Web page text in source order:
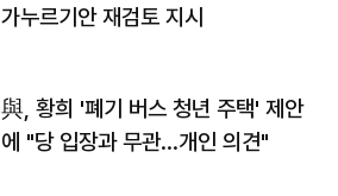
가누르기안 재검토 지시
與, 황희 '폐기 버스 청년 주택' 제안
에 "당 입장과 무관…개인 의견"